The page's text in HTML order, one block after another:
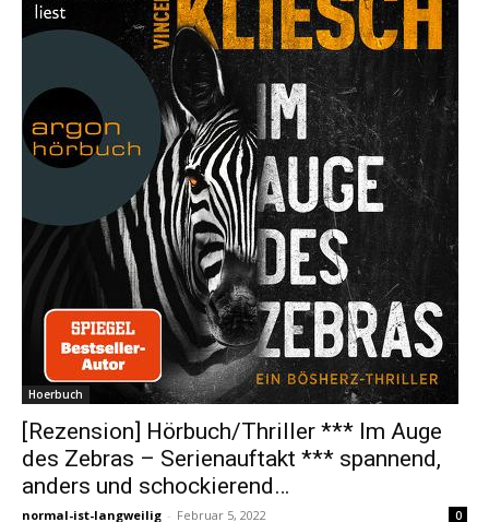
Hoerbuch
[Rezension] Hörbuch/Thriller *** Im Auge
des Zebras – Serienauftakt *** spannend,
anders und schockierend…
normal-ist-langweilig - Februar 5, 2022 0